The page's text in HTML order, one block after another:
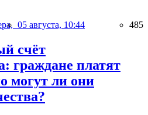
05 августа, 10:44 485
счёт
граждане платят
могут ли они